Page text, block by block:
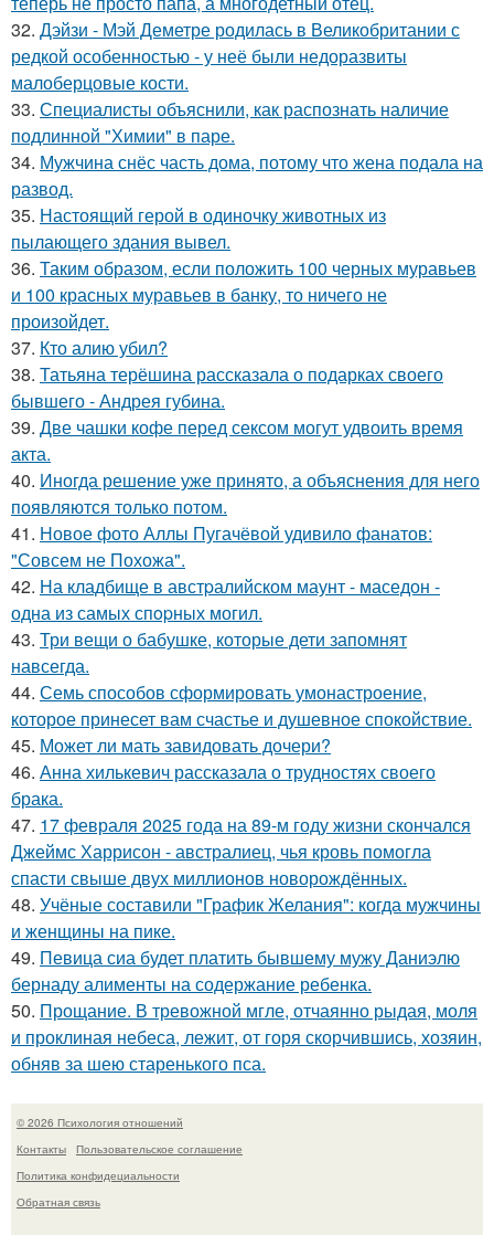
32. Дэйзи - Мэй Деметре родилась в Великобритании с
редкой особенностью - у неё были недоразвиты
малоберцовые кости.
33. Специалисты объяснили, как распознать наличие
подлинной "Химии" в паре.
34. Мужчина снёс часть дома, потому что жена подала на
развод.
35. Настоящий герой в одиночку животных из
пылающего здания вывел.
36. Таким образом, если положить 100 черных муравьев
и 100 красных муравьев в банку, то ничего не
произойдет.
37. Кто алию убил?
38. Татьяна терёшина рассказала о подарках своего
бывшего - Андрея губина.
39. Две чашки кофе перед сексом могут удвоить время
акта.
40. Иногда решение уже принято, а объяснения для него
появляются только потом.
41. Новое фото Аллы Пугачёвой удивило фанатов:
"Совсем не Похожа".
42. На кладбище в австpалийском маунт - маседон -
одна из самых спopных могил.
43. Три вещи о бабушке, которые дети запомнят
навсегда.
44. Семь способов сформировать умонастроение,
которое принесет вам счастье и душевное спокойствие.
45. Может ли мать завидовать дочери?
46. Анна хилькевич рассказала о трудностях своего
брака.
47. 17 февраля 2025 года на 89-м году жизни скончался
Джеймс Харрисон - австралиец, чья кровь помогла
спасти свыше двух миллионов новорождённых.
48. Учёные составили "График Желания": когда мужчины
и женщины на пике.
49. Певица сиа будет платить бывшему мужу Даниэлю
бернаду алименты на содержание ребенка.
50. Прощание. В тревожной мгле, отчаянно рыдая, моля
и проклиная небеса, лежит, от горя скорчившись, хозяин,
обняв за шею старенького пса.
© 2026 Психология отношений
Контакты
Пользовательское соглашение
Политика конфидециальности
Обратная связь